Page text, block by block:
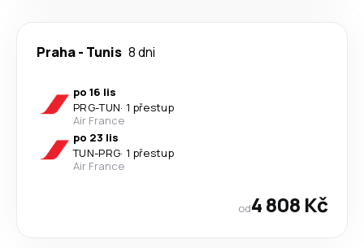
Praha- Tunis 8 dni
po 16 lis
PRG-TUN· 1 přestup
Air France
po 23 lis
TUN-PRG· 1 přestup
Air France
od4 808 Kč